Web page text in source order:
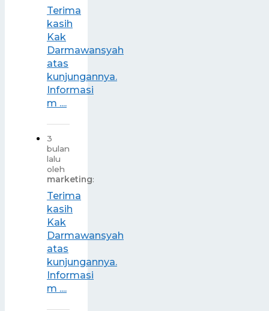
Terima
kasih
Kak
Darmawansyah
atas
kunjungannya.
Informasi
m ....
3
bulan
lalu
oleh
marketing:
Terima
kasih
Kak
Darmawansyah
atas
kunjungannya.
Informasi
m ....